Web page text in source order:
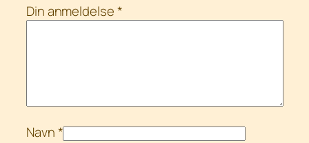
Din anmeldelse*
Navn*